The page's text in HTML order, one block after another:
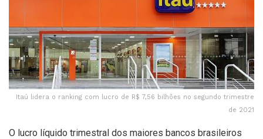
Itaú lidera o ranking com lucro de R$ 7,56 bilhões no segundo trimestre
de 2021
O lucro líquido trimestral dos maiores bancos brasileiros